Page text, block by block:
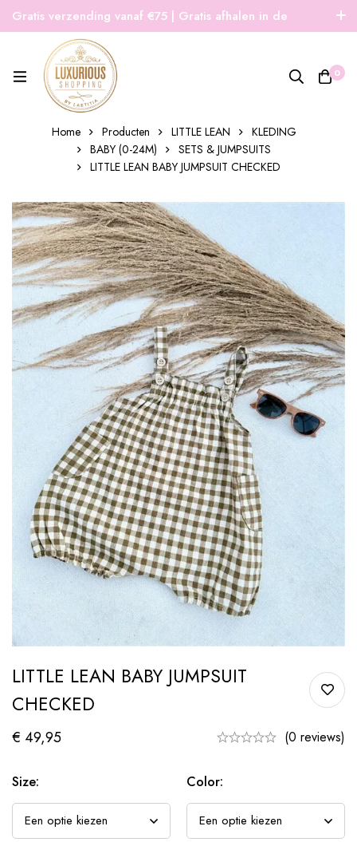
Gratis verzending vanaf €75 | Gratis afhalen in de
winkel | Snelle verzending
0
Home Producten LITTLE LEAN
KLEDING
BABY (0-24M)
SETS & JUMPSUITS
LITTLE LEAN BABY JUMPSUIT CHECKED
LITTLE LEAN BABY JUMPSUIT
CHECKED
€ 49,95 (0 reviews)
Size: Color: